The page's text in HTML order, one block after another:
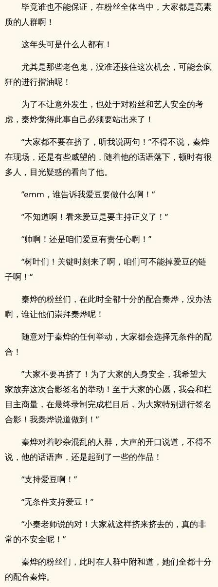
毕竟谁也不能保证，在粉丝全体当中，大家都是高素
质的人群啊！
这年头可是什么人都有！
尤其是那些老色鬼，没准还接住这次机会，可能会疯
狂的进行揩油呢！
为了不让意外发生，也处于对粉丝和艺人安全的考
虑，秦烨觉得此事自己必须要站出来了！
“大家都不要在挤了，听我说两句！”不得不说，秦烨
在现场，还是有些威望的，随着他的话语落下，顿时有很
多人，目光疑惑的看向了他。
”emm，谁告诉我爱豆要做什么啊！“
”不知道啊！看来爱豆是要主持正义了！”
“帅啊！还是咱们爱豆有责任心啊！”
“树叶们！关键时刻来了啊，咱们可不能掉爱豆的链
子啊！“
秦烨的粉丝们，在此时全都十分的配合秦烨，没办法
啊，谁让他们崇拜秦烨呢！
随意对于秦烨的任何举动，大家都会选择无条件的配
合！
”大家不要再挤了！为了大家的人身安全，我希望大
家放弃这次合影签名的举动！至于大家的心愿，我会和栏
目主商量，在最终录制完成栏目后，为大家特别进行签名
合影！我秦烨说道做到！”
秦烨对着吵杂混乱的人群，大声的开口说道，不得不
说，他的话语声，还是起到了一些的作品！
“支持爱豆啊！”
“无条件支持爱豆！”
“小秦老师说的对！大家就这样挤来挤去的，真的非
常的不安全呢！”
秦烨的粉丝们，此时在人群中附和道，她们全都十分
的配合秦烨。